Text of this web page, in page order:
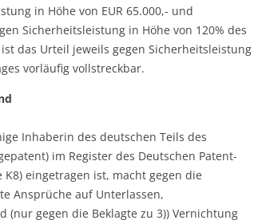
in Höhe von EUR 65.000,- und
Sicherheitsleistung in Höhe von 120% des
das Urteil jeweils gegen Sicherheitsleistung
vorläufig vollstreckbar.
Inhaberin des deutschen Teils des
im Register des Deutschen Patent-
K8) eingetragen ist, macht gegen die
Ansprüche auf Unterlassen,
gegen die Beklagte zu 3)) Vernichtung